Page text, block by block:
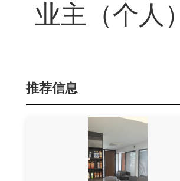
业主（个人
推荐信息